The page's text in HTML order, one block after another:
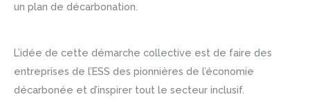
un plan de décarbonation.
L’idée de cette démarche collective est de faire des
entreprises de l’ESS des pionnières de l’économie
décarbonée et d’inspirer tout le secteur inclusif.